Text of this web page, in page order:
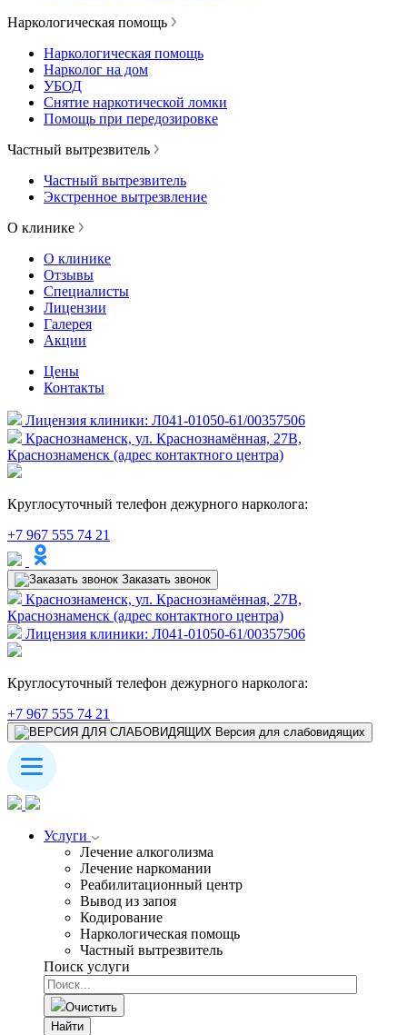
Наркологическая помощь
Наркологическая помощь
Нарколог на дом
УБОД
Снятие наркотической ломки
Помощь при передозировке
Частный вытрезвитель
Частный вытрезвитель
Экстренное вытрезвление
О клинике
О клинике
Отзывы
Специалисты
Лицензии
Галерея
Акции
Цены
Контакты
Лицензия клиники: Л041-01050-61/00357506
Краснознаменск, ул. Краснознамённая, 27В,
Краснознаменск (адрес контактного центра)
Круглосуточный телефон дежурного нарколога:
+7 967 555 74 21
Заказать звонок
Краснознаменск, ул. Краснознамённая, 27В,
Краснознаменск (адрес контактного центра)
Лицензия клиники: Л041-01050-61/00357506
Круглосуточный телефон дежурного нарколога:
+7 967 555 74 21
Версия для слабовидящих
Услуги
Лечение алкоголизма
Лечение наркомании
Реабилитационный центр
Вывод из запоя
Кодирование
Наркологическая помощь
Частный вытрезвитель
Поиск услуги
Очистить
Найти